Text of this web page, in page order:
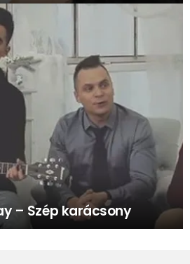
– Szép karácsony